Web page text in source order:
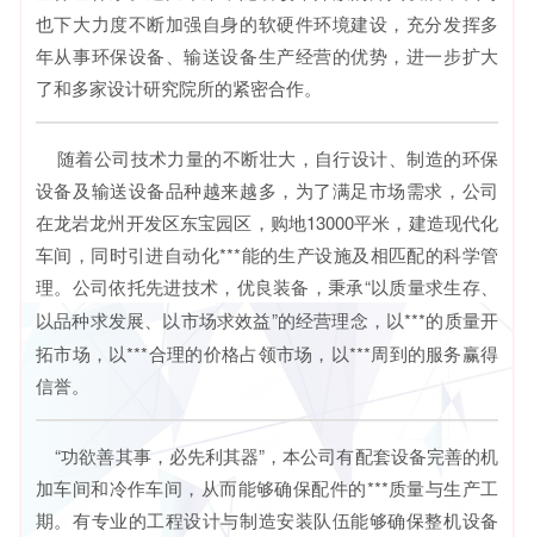
也下大力度不断加强自身的软硬件环境建设，充分发挥多
年从事环保设备、输送设备生产经营的优势，进一步扩大
了和多家设计研究院所的紧密合作。
随着公司技术力量的不断壮大，自行设计、制造的环保
设备及输送设备品种越来越多，为了满足市场需求，公司
在龙岩龙州开发区东宝园区，购地13000平米，建造现代化
车间，同时引进自动化***能的生产设施及相匹配的科学管
理。公司依托先进技术，优良装备，秉承“以质量求生存、
以品种求发展、以市场求效益”的经营理念，以***的质量开
拓市场，以***合理的价格占领市场，以***周到的服务赢得
信誉。
“功欲善其事，必先利其器”，本公司有配套设备完善的机
加车间和冷作车间，从而能够确保配件的***质量与生产工
期。有专业的工程设计与制造安装队伍能够确保整机设备